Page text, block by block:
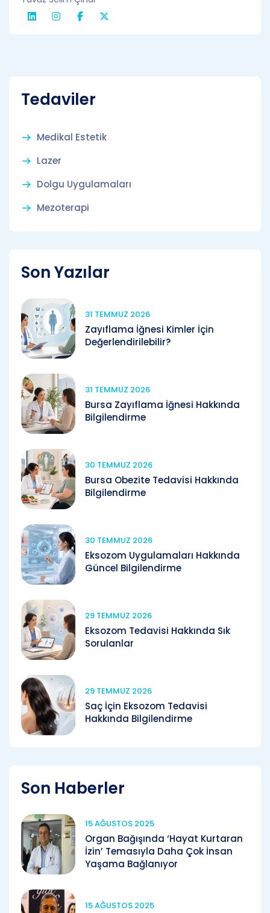
Tedaviler
Medikal Estetik
Lazer
Dolgu Uygulamaları
Mezoterapi
Son Yazılar
31 TEMMUZ 2026
Zayıflama İğnesi Kimler İçin
Değerlendirilebilir?
31 TEMMUZ 2026
Bursa Zayıflama İğnesi Hakkında
Bilgilendirme
30 TEMMUZ 2026
Bursa Obezite Tedavisi Hakkında
Bilgilendirme
30 TEMMUZ 2026
Eksozom Uygulamaları Hakkında
Güncel Bilgilendirme
29 TEMMUZ 2026
Eksozom Tedavisi Hakkında Sık
Sorulanlar
29 TEMMUZ 2026
Saç İçin Eksozom Tedavisi
Hakkında Bilgilendirme
Son Haberler
15 AĞUSTOS 2025
Organ Bağışında ‘Hayat Kurtaran
İzin’ Temasıyla Daha Çok İnsan
Yaşama Bağlanıyor
15 AĞUSTOS 2025